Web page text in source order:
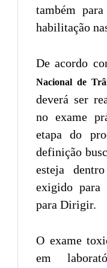
também
habilitação
De acordo
Nacional de
deverá ser
no exame
etapa do
definição
esteja
exigido para
para Dirigir.
O exame
em